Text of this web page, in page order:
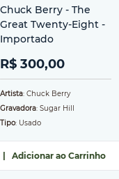
Chuck Berry - The
Great Twenty-Eight -
Importado
R$ 300,00
Artista: Chuck Berry
Gravadora: Sugar Hill
Tipo: Usado
Adicionar ao Carrinho